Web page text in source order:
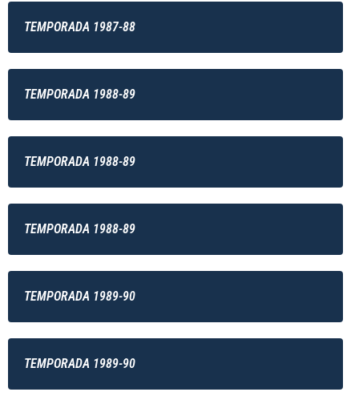
TEMPORADA 1987-88
TEMPORADA 1988-89
TEMPORADA 1988-89
TEMPORADA 1988-89
TEMPORADA 1989-90
TEMPORADA 1989-90